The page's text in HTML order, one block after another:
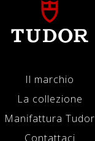
Il marchio
La collezione
Manifattura Tudor
Contattaci